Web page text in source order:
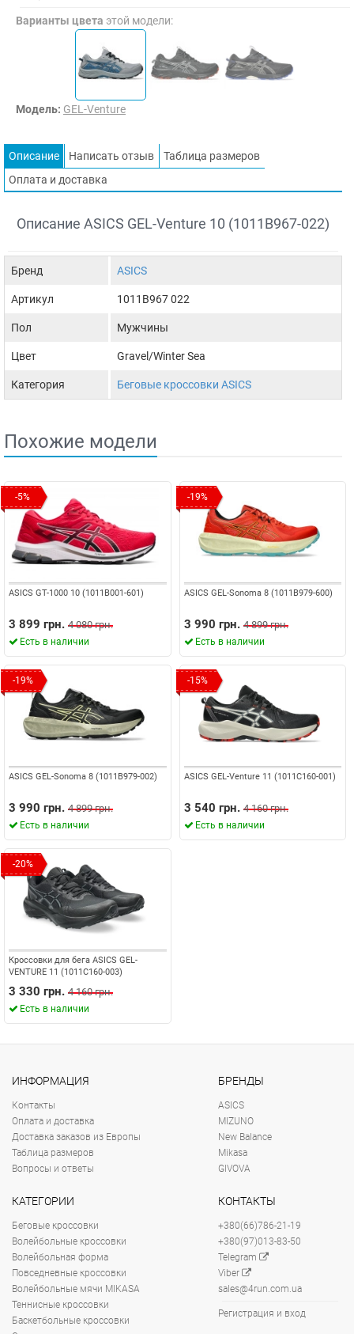
Варианты цвета этой модели:
Модель: GEL-Venture
Описание Написать отзыв
Таблица размеров
Оплата и доставка
Описание ASICS GEL-Venture 10 (1011B967-022)
Бренд ASICS
Артикул 1011B967 022
Пол Мужчины
Цвет Gravel/Winter Sea
Категория Беговые кроссовки ASICS
Похожие модели
-5%
ASICS GT-1000 10 (1011B001-601)
3 899 грн. 4 080 грн.
Есть в наличии
-19%
ASICS GEL-Sonoma 8 (1011B979-600)
3 990 грн. 4 899 грн.
Есть в наличии
-19%
ASICS GEL-Sonoma 8 (1011B979-002)
3 990 грн. 4 899 грн.
Есть в наличии
-15%
ASICS GEL-Venture 11 (1011C160-001)
3 540 грн. 4 160 грн.
Есть в наличии
-20%
Кроссовки для бега ASICS GEL-
VENTURE 11 (1011C160-003)
3 330 грн. 4 160 грн.
Есть в наличии
ИНФОРМАЦИЯ
Контакты
Оплата и доставка
Доставка заказов из Европы
Таблица размеров
Вопросы и ответы
БРЕНДЫ
ASICS
MIZUNO
New Balance
Mikasa
GIVOVA
КАТЕГОРИИ
Беговые кроссовки
Волейбольные кроссовки
Волейбольная форма
Повседневные кроссовки
Волейбольные мячи MIKASA
Теннисные кроссовки
Баскетбольные кроссовки
КОНТАКТЫ
+380(66)786-21-19
+380(97)013-83-50
Telegram
Viber
sales@4run.com.ua
Регистрация и вход